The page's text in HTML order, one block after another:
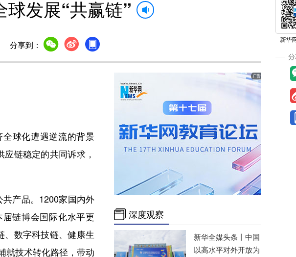
球发展“共赢链”
分享到：
球化遭遇逆流的背景
链稳定的共同诉求，
产品。1200家国内外
链博会国际化水平更
、数字科技链、健康生
就技术转化路径，带动
深度观察
新华全媒头条丨 中国
以高水平对外开放为